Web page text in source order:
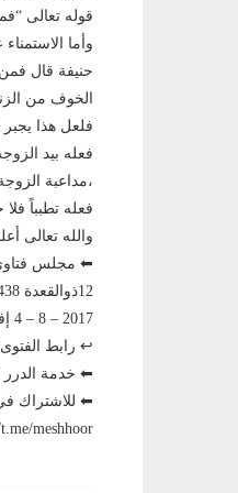
قوله تعالى
وأما
حنيفة قال
الخوف من
فلعل هذا
فعله بيد
،مداعبة
فعله تطبباً
والله تعالى
⬅ مجلس
12ذوالقعدة 1438 هجري.
2017 – 8 – 4 إفرنجي
↩ رابط
⬅ خدمة
⬅ للاشتراك في
meshhoor